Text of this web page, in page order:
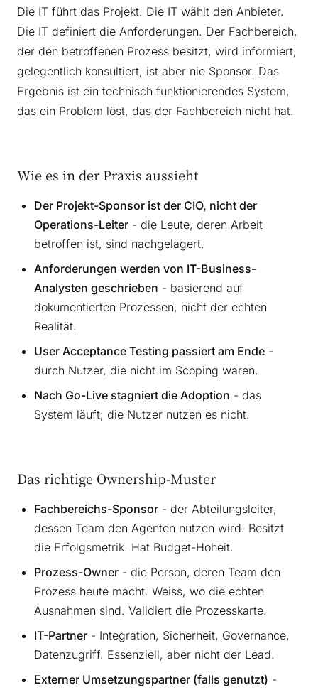
Die IT führt das Projekt. Die IT wählt den Anbieter.
Die IT definiert die Anforderungen. Der Fachbereich,
der den betroffenen Prozess besitzt, wird informiert,
gelegentlich konsultiert, ist aber nie Sponsor. Das
Ergebnis ist ein technisch funktionierendes System,
das ein Problem löst, das der Fachbereich nicht hat.
Wie es in der Praxis aussieht
Der Projekt-Sponsor ist der CIO, nicht der
Operations-Leiter - die Leute, deren Arbeit
betroffen ist, sind nachgelagert.
Anforderungen werden von IT-Business-
Analysten geschrieben - basierend auf
dokumentierten Prozessen, nicht der echten
Realität.
User Acceptance Testing passiert am Ende -
durch Nutzer, die nicht im Scoping waren.
Nach Go-Live stagniert die Adoption - das
System läuft; die Nutzer nutzen es nicht.
Das richtige Ownership-Muster
Fachbereichs-Sponsor - der Abteilungsleiter,
dessen Team den Agenten nutzen wird. Besitzt
die Erfolgsmetrik. Hat Budget-Hoheit.
Prozess-Owner - die Person, deren Team den
Prozess heute macht. Weiss, wo die echten
Ausnahmen sind. Validiert die Prozesskarte.
IT-Partner - Integration, Sicherheit, Governance,
Datenzugriff. Essenziell, aber nicht der Lead.
Externer Umsetzungspartner (falls genutzt) -